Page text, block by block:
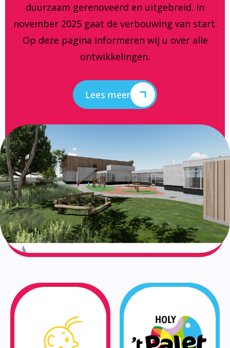
duurzaam gerenoveerd en uitgebreid. In
november 2025 gaat de verbouwing van start.
Op deze pagina informeren wij u over alle
ontwikkelingen.
Lees meer